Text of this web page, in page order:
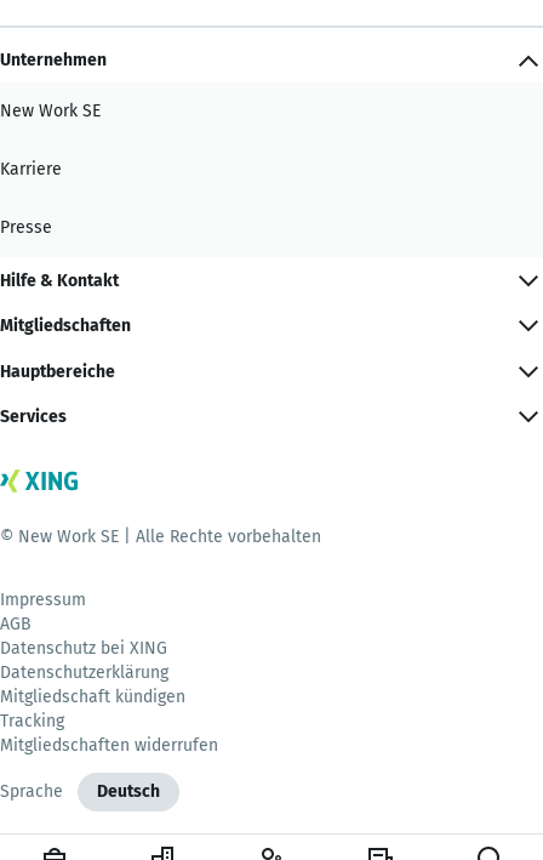
Unternehmen
New Work SE
Karriere
Presse
Hilfe & Kontakt
Mitgliedschaften
Hauptbereiche
Services
© New Work SE | Alle Rechte vorbehalten
Impressum
AGB
Datenschutz bei XING
Datenschutzerklärung
Mitgliedschaft kündigen
Tracking
Mitgliedschaften widerrufen
Sprache Deutsch